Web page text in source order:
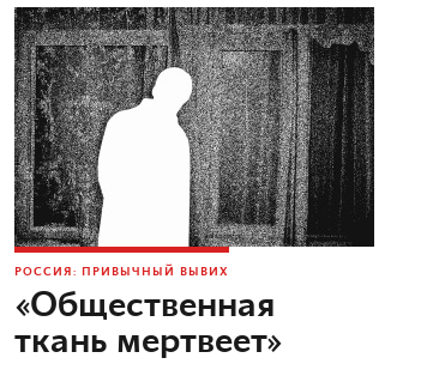
РОССИЯ: ПРИВЫЧНЫЙ ВЫВИХ
«Общественная
ткань мертвеет»